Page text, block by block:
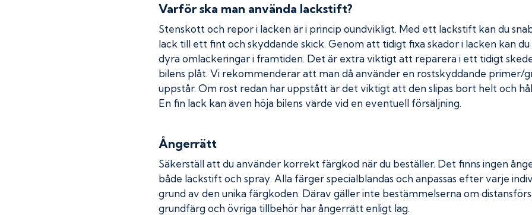
Varför ska man använda lackstift?
Stenskott och repor i lacken är i princip oundvikligt. Med ett lackstift kan du
lack till ett fint och skyddande skick. Genom att tidigt fixa skador i lacken kan
dyra omlackeringar i framtiden. Det är extra viktigt att reparera i ett tidigt
bilens plåt. Vi rekommenderar att man då använder en rostskyddande primer/
uppstår. Om rost redan har uppstått är det viktigt att den slipas bort helt och
En fin lack kan även höja bilens värde vid en eventuell försäljning.
Ångerrätt
Säkerställ att du använder korrekt färgkod när du beställer. Det finns ingen
både lackstift och spray. Alla färger specialblandas och anpassas efter varje
grund av den unika färgkoden. Därav gäller inte bestämmelserna om
grundfärg och övriga tillbehör har ångerrätt enligt lag.